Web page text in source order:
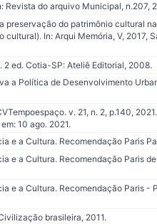
Revista do arquivo Municipal, n.207,
preservação do patrimônio cultural
In: Arqui Memória, V, 2017,
2 ed. Cotia-SP: Ateliê Editorial, 2008.
a Política de Desenvolvimento
v. 21, n. 2, p.140,
10 ago. 2021.
e a Cultura. Recomendação Paris
e a Cultura. Recomendação Paris
e a Cultura. Recomendação Paris -
brasileira, 2011.